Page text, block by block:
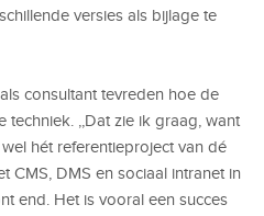
versies als bijlage te
consultant tevreden hoe de
techniek. ,,Dat zie ik graag, want
hét referentieproject van dé
CMS, DMS en sociaal intranet in
end. Het is vooral een succes